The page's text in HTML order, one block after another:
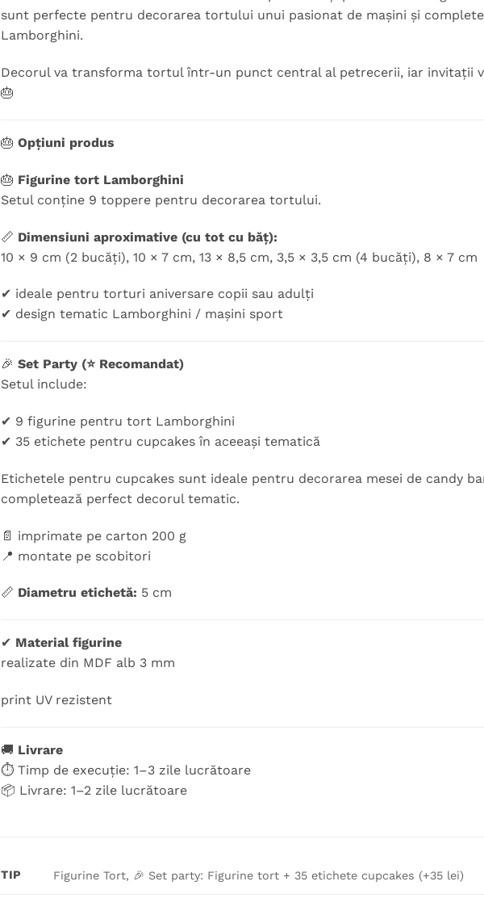
sunt perfecte pentru decorarea tortului unui pasionat de mașini și
Lamborghini.
Decorul va transforma tortul într-un punct central al petrecerii, iar invitații
🎂
🎂 Opțiuni produs
🎂 Figurine tort Lamborghini
Setul conține 9 toppere pentru decorarea tortului.
📏 Dimensiuni aproximative (cu tot cu băț):
10 × 9 cm (2 bucăți), 10 × 7 cm, 13 × 8,5 cm, 3,5 × 3,5 cm (4 bucăți), 8 × 7 cm
✔ ideale pentru torturi aniversare copii sau adulți
✔ design tematic Lamborghini / mașini sport
🎉 Set Party (⭐ Recomandat)
Setul include:
✔ 9 figurine pentru tort Lamborghini
✔ 35 etichete pentru cupcakes în aceeași tematică
Etichetele pentru cupcakes sunt ideale pentru decorarea mesei de candy
completează perfect decorul tematic.
📄 imprimate pe carton 200 g
📍 montate pe scobitori
📏 Diametru etichetă: 5 cm
✔ Material figurine
realizate din MDF alb 3 mm
print UV rezistent
🚚 Livrare
⏱ Timp de execuție: 1–3 zile lucrătoare
📦 Livrare: 1–2 zile lucrătoare
TIP Figurine Tort, 🎉 Set party: Figurine tort + 35 etichete cupcakes (+35 lei)